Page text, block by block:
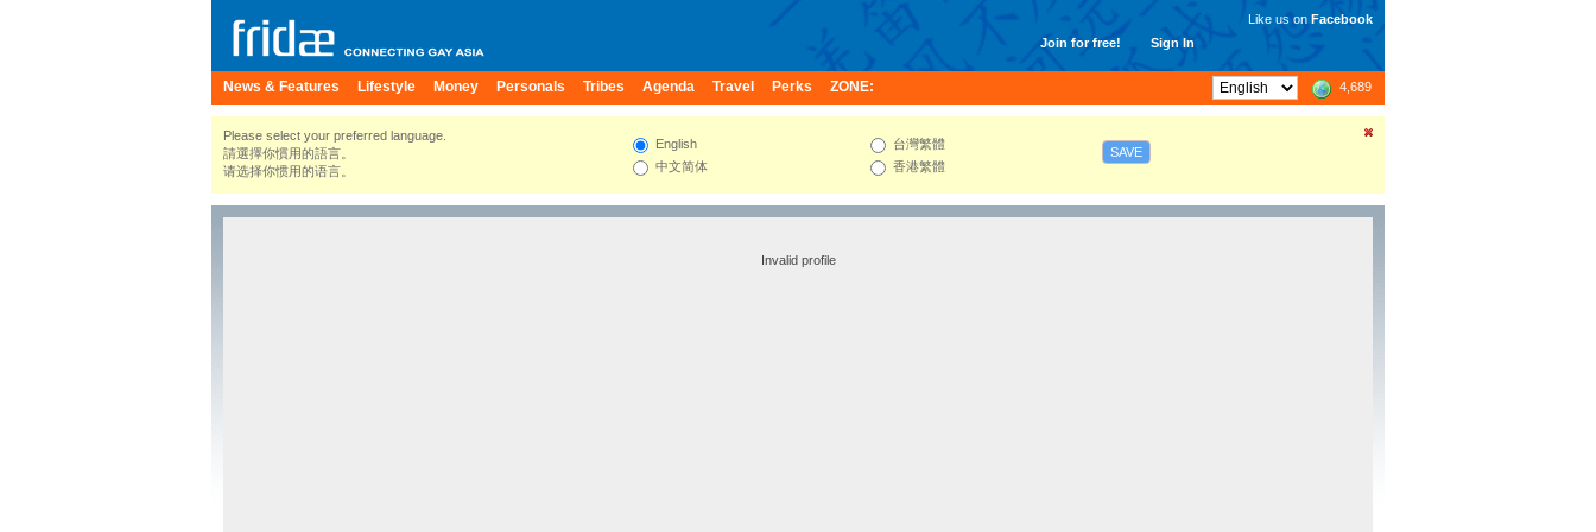
Join for free! Sign In
Like us on Facebook
News & Features Lifestyle Money Personals Tribes Agenda Travel Perks ZONE: 4,689
Please select your preferred language.
請選擇你慣用的語言。
请选择你惯用的语言。
English
中文简体
台灣繁體
香港繁體
SAVE
Invalid profile